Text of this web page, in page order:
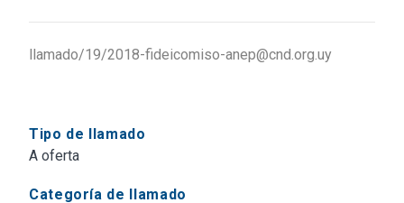
Tipo de llamado
A oferta
Categoría de llamado
llamado/19/2018-fideicomiso-anep@cnd.org.uy